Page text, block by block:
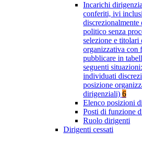
Incarichi
conferiti, ivi
politico senza
selezione e titolari
organizzativa con
pubblicare in
seguenti
individuati
posizione
dirigenziali) 6
Elenco posizioni
Posti di funzione
Ruolo dirigenti
Dirigenti cessati